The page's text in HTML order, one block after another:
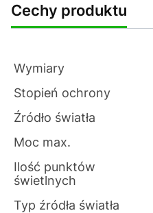
Cechy produktu
Wymiary
Stopień ochrony
Źródło światła
Moc max.
Ilość punktów
świetlnych
Typ źródła światła